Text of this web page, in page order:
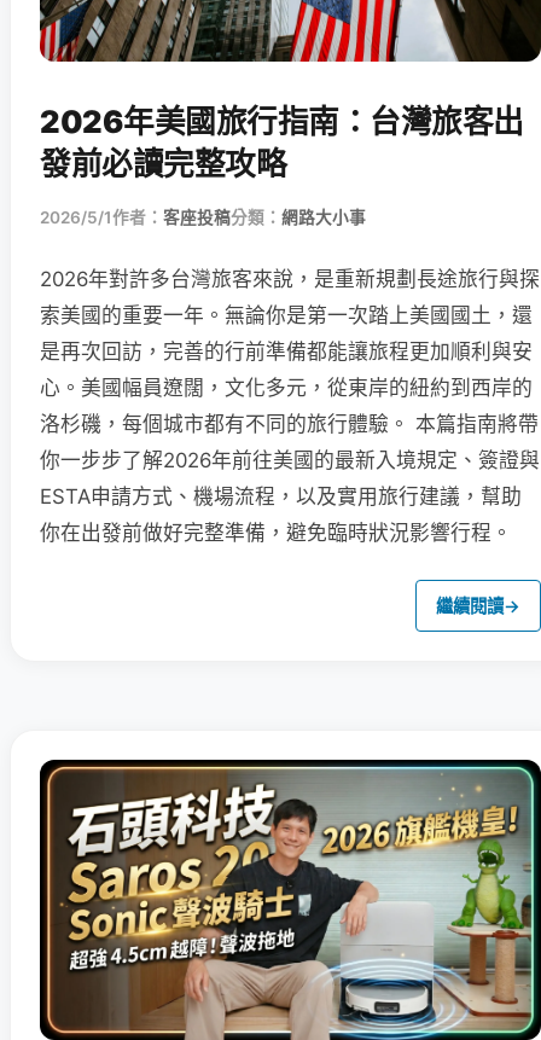
2026年美國旅行指南：台灣旅客出
發前必讀完整攻略
2026/5/1作者： 客座投稿分類： 網路大小事
2026年對許多台灣旅客來說，是重新規劃長途旅行與探
索美國的重要一年。無論你是第一次踏上美國國土，還
是再次回訪，完善的行前準備都能讓旅程更加順利與安
心。美國幅員遼闊，文化多元，從東岸的紐約到西岸的
洛杉磯，每個城市都有不同的旅行體驗。 本篇指南將帶
你一步步了解2026年前往美國的最新入境規定、簽證與
ESTA申請方式、機場流程，以及實用旅行建議，幫助
你在出發前做好完整準備，避免臨時狀況影響行程。
繼續閱讀→